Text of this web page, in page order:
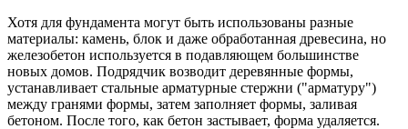
Хотя для фундамента могут быть использованы разные
материалы: камень, блок и даже обработанная древесина, но
железобетон используется в подавляющем большинстве
новых домов. Подрядчик возводит деревянные формы,
устанавливает стальные арматурные стержни ("арматуру")
между гранями формы, затем заполняет формы, заливая
бетоном. После того, как бетон застывает, форма удаляется.